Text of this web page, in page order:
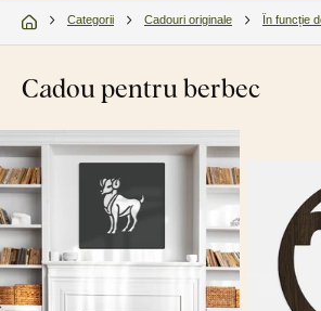
Categorii Cadouri originale În funcție
Cadou pentru berbec